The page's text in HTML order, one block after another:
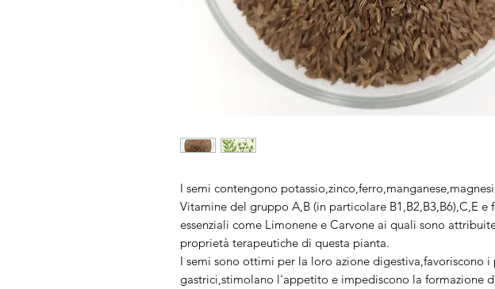
I semi contengono
Vitamine del gruppo A,B (in particolare B1,B2,B3,B6),C,E e
essenziali come Limonene e Carvone ai quali sono
proprietà terapeutiche di questa pianta.
I semi sono ottimi per la loro azione digestiva,favoriscono i
gastrici,stimolano l'appetito e impediscono la formazione